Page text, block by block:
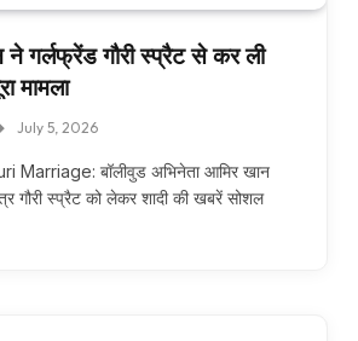
ने गर्लफ्रेंड गौरी स्प्रैट से कर ली
मामला
July 5, 2026
Marriage: बॉलीवुड अभिनेता आमिर खान
गौरी स्प्रैट को लेकर शादी की खबरें सोशल